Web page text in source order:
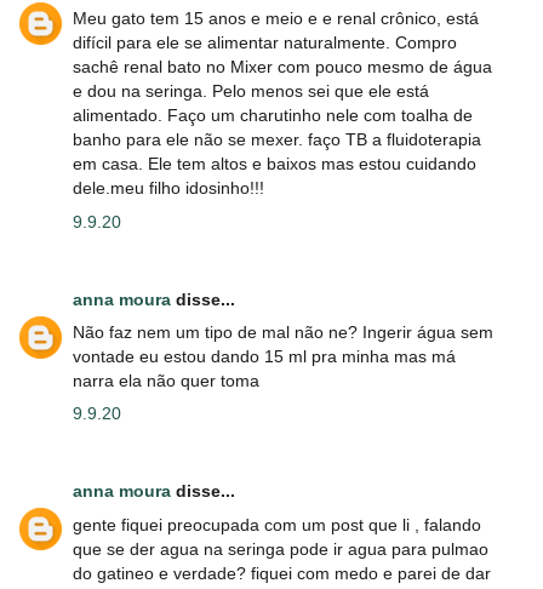
Meu gato tem 15 anos e meio e e renal crônico, está
difícil para ele se alimentar naturalmente. Compro
sachê renal bato no Mixer com pouco mesmo de água
e dou na seringa. Pelo menos sei que ele está
alimentado. Faço um charutinho nele com toalha de
banho para ele não se mexer. faço TB a fluidoterapia
em casa. Ele tem altos e baixos mas estou cuidando
dele.meu filho idosinho!!!
9.9.20
anna moura disse...
Não faz nem um tipo de mal não ne? Ingerir água sem
vontade eu estou dando 15 ml pra minha mas má
narra ela não quer toma
9.9.20
anna moura disse...
gente fiquei preocupada com um post que li , falando
que se der agua na seringa pode ir agua para pulmao
do gatineo e verdade? fiquei com medo e parei de dar